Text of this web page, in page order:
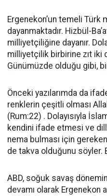
Ergenekon’un temeli Türk
dayanmaktadır. Hizbül-
milliyetçiliğine dayanır.
milliyetçilik birbirine zıt iki
Günümüzde olduğu gibi,
Önceki yazılarımda da
renklerin çeşitli olması
(Rum:22) . Dolayısıyla
kendini ifade etmesi ve
nema bulması için
de takva olduğunu söyler.
ABD, soğuk savaş
devamı olarak Ergenekon